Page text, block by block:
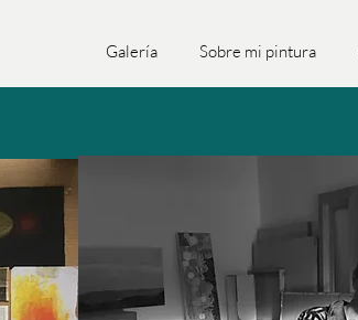
Galería Sobre mi pintura